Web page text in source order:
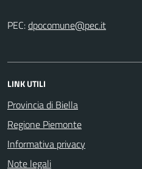
PEC:
LINK UTILI
Provincia di Biella
Regione Piemonte
Informativa privacy
Note legali